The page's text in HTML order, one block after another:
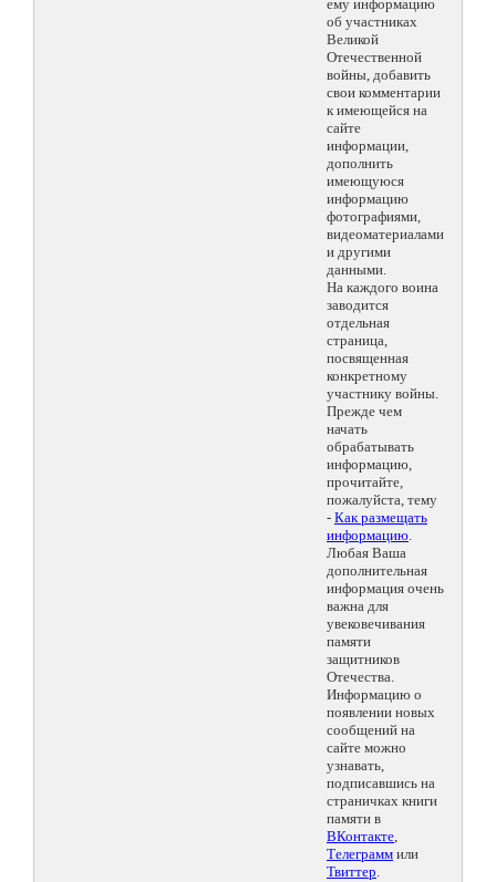
ему информацию
об участниках
Великой
Отечественной
войны, добавить
свои комментарии
к имеющейся на
сайте
информации,
дополнить
имеющуюся
информацию
фотографиями,
видеоматериалами
и другими
данными.
На каждого воина
заводится
отдельная
страница,
посвященная
конкретному
участнику войны.
Прежде чем
начать
обрабатывать
информацию,
прочитайте,
пожалуйста, тему
- Как размещать
информацию.
Любая Ваша
дополнительная
информация очень
важна для
увековечивания
памяти
защитников
Отечества.
Информацию о
появлении новых
сообщений на
сайте можно
узнавать,
подписавшись на
страничках книги
памяти в
ВКонтакте,
Телеграмм или
Твиттер.